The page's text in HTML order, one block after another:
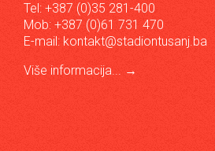
Tel: +387 (0)35 281-400
Mob: +387 (0)61 731 470
E-mail: kontakt@stadiontusanj.ba
Više informacija... →